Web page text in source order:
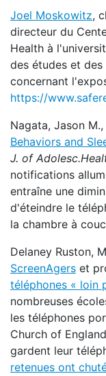
Joel Moskowitz,
directeur du
Health à
des études et
concernant
https://
Nagata, Jason
Behaviors and
J. of Adolesc.
notifications
entraîne une
d'éteindre le
la chambre à
Delaney Ruston,
ScreenAgers et
téléphones « loin
nombreuses
les téléphones
Church of
gardent leur
retenues ont